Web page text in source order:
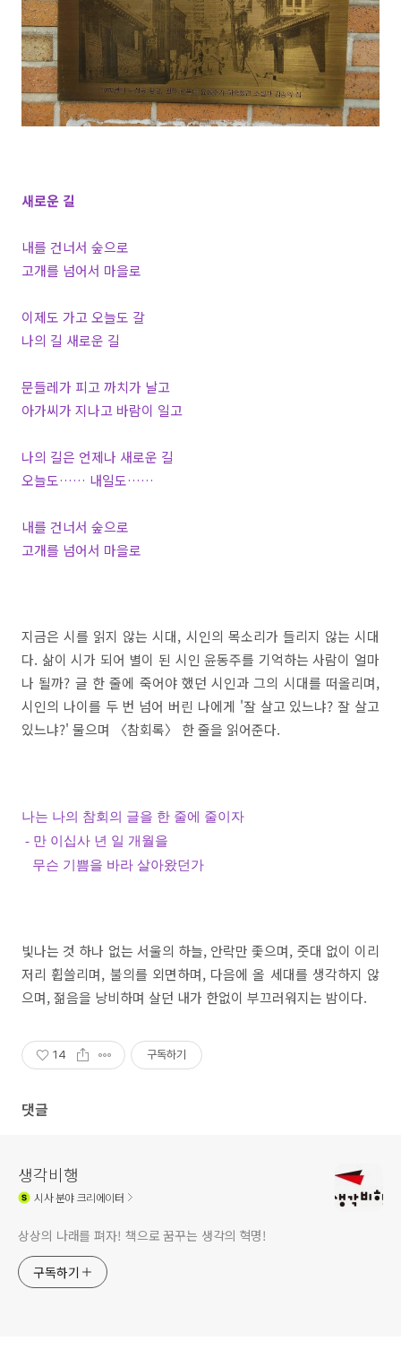
새로운 길
​내를 건너서 숲으로
고개를 넘어서 마을로
이제도 가고 오늘도 갈
나의 길 새로운 길
문들레가 피고 까치가 날고
아가씨가 지나고 바람이 일고
나의 길은 언제나 새로운 길
오늘도…… 내일도……
내를 건너서 숲으로
고개를 넘어서 마을로
지금은 시를 읽지 않는 시대, 시인의 목소리가 들리지 않는 시대
다. 삶이 시가 되어 별이 된 시인 윤동주를 기억하는 사람이 얼마
나 될까? 글 한 줄에 죽어야 했던 시인과 그의 시대를 떠올리며,
시인의 나이를 두 번 넘어 버린 나에게 '잘 살고 있느냐? 잘 살고
있느냐?' 물으며 〈참회록〉 한 줄을 읽어준다.
나는 나의 참회의 글을 한 줄에 줄이자
- 만 이십사 년 일 개월을
무슨 기쁨을 바라 살아왔던가
빛나는 것 하나 없는 서울의 하늘, 안락만 좇으며, 줏대 없이 이리
저리 휩쓸리며, 불의를 외면하며, 다음에 올 세대를 생각하지 않
으며,젊음을 낭비하며 살던 내가 한없이 부끄러워지는 밤이다.
14 구독하기
댓글
생각비행
시사분야 크리에이터
상상의 나래를 펴자! 책으로 꿈꾸는 생각의 혁명!
구독하기